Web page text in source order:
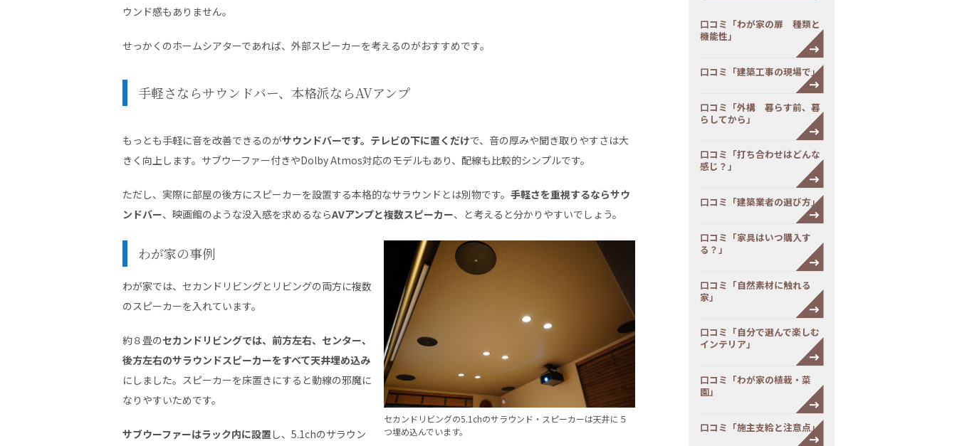
ウンド感もありません。
せっかくのホームシアターであれば、外部スピーカーを考えるのがおすすめです。
手軽さならサウンドバー、本格派ならAVアンプ
もっとも手軽に音を改善できるのがサウンドバーです。テレビの下に置くだけで、音の厚みや聞き取りやすさは大
きく向上します。サブウーファー付きやDolby Atmos対応のモデルもあり、配線も比較的シンプルです。
ただし、実際に部屋の後方にスピーカーを設置する本格的なサラウンドとは別物です。 手軽さを重視するならサウ
ンドバー、映画館のような没入感を求めるならAVアンプと複数スピーカー、と考えると分かりやすいでしょう。
わが家の事例
わが家では、セカンドリビングとリビングの両方に複数
のスピーカーを入れています。
約８畳のセカンドリビングでは、前方左右、センター、
後方左右のサラウンドスピーカーをすべて天井埋め込み
にしました。スピーカーを床置きにすると動線の邪魔に
なりやすいためです。
サブウーファーはラック内に設置 し、5.1chのサラウン
セカンドリビングの5.1chのサラウンド・スピーカーは天井に５
つ埋め込んでいます。
口コミ「わが家の扉 種類と
機能性」
口コミ「建築工事の現場で」
口コミ「外構 暮らす前、暮
らしてから」
口コミ「打ち合わせはどんな
感じ？」
口コミ「建築業者の選び方」
口コミ「家具はいつ購入す
る？」
口コミ「自然素材に触れる
家」
口コミ「自分で選んで楽しむ
インテリア」
口コミ「わが家の植栽・菜
園」
口コミ「施主支給と注意点」